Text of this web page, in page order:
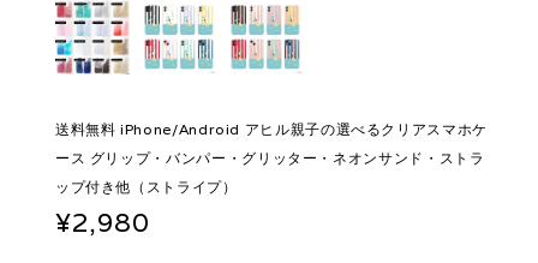
送料無料 iPhone/Android アヒル親子の選べるクリアスマホケ
ース グリップ・バンパー・グリッター・ネオンサンド・ストラ
ップ付き他（ストライプ）
¥2,980